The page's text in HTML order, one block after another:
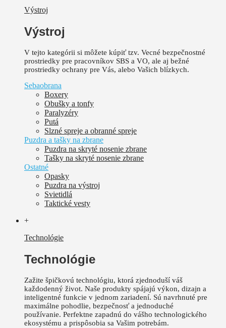
Výstroj
Výstroj
V tejto kategórii si môžete kúpiť tzv. Vecné bezpečnostné
prostriedky pre pracovníkov SBS a VO, ale aj bežné
prostriedky ochrany pre Vás, alebo Vašich blízkych.
Sebaobrana
Boxery
Obušky a tonfy
Paralyzéry
Putá
Slzné spreje a obranné spreje
Puzdra a tašky na zbrane
Puzdra na skryté nosenie zbrane
Tašky na skryté nosenie zbrane
Ostatné
Opasky
Puzdra na výstroj
Svietidlá
Taktické vesty
+
Technológie
Technológie
Zažite špičkovú technológiu, ktorá zjednoduší váš
každodenný život. Naše produkty spájajú výkon, dizajn a
inteligentné funkcie v jednom zariadení. Sú navrhnuté pre
maximálne pohodlie, bezpečnosť a jednoduché
používanie. Perfektne zapadnú do vášho technologického
ekosystému a prispôsobia sa Vašim potrebám.